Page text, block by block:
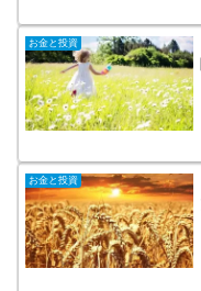
お金と投資
お金と投資